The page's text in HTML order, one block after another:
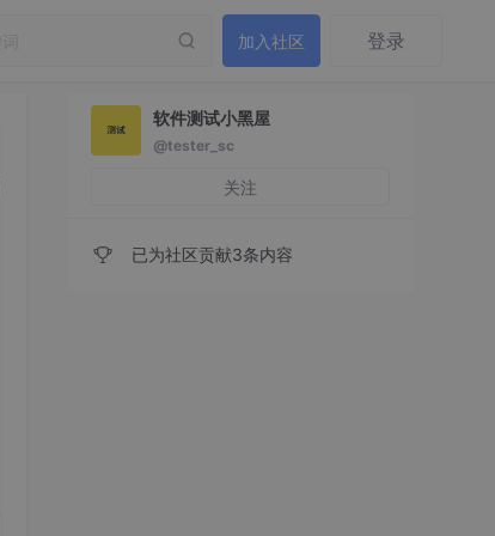
加入社区 登录
软件测试小黑屋
@tester_sc
关注
已为社区贡献3条内容